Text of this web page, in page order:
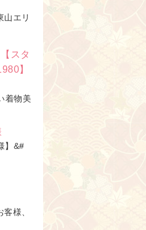
山エリ
スタ
】
着物美
】&#
様、